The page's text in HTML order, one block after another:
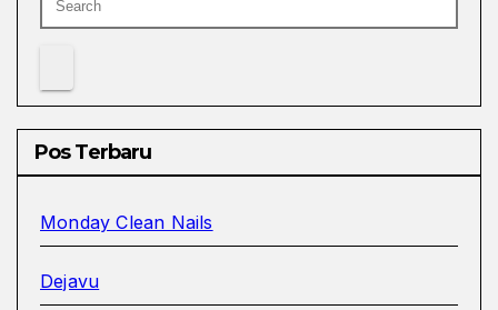
Pos Terbaru
Monday Clean Nails
Dejavu